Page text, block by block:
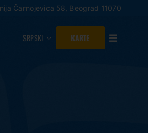
Čarnojevica 58, Beograd 11070
SRPSKI KARTE